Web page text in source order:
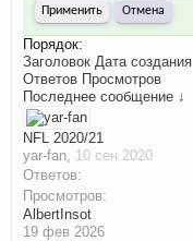
Порядок:
Заголовок Дата создания
Ответов Просмотров
Последнее сообщение ↓
NFL 2020/21
yar-fan, 10 сен 2020
Ответов:
Просмотров:
AlbertInsot
19 фев 2026